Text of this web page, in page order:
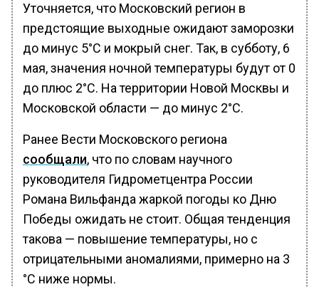
Уточняется, что Московский регион в
предстоящие выходные ожидают заморозки
до минус 5°C и мокрый снег. Так, в субботу, 6
мая, значения ночной температуры будут от 0
до плюс 2°C. На территории Новой Москвы и
Московской области — до минус 2°C.
Ранее Вести Московского региона
сообщали, что по словам научного
руководителя Гидрометцентра России
Романа Вильфанда жаркой погоды ко Дню
Победы ожидать не стоит. Общая тенденция
такова — повышение температуры, но с
отрицательными аномалиями, примерно на 3
°C ниже нормы.